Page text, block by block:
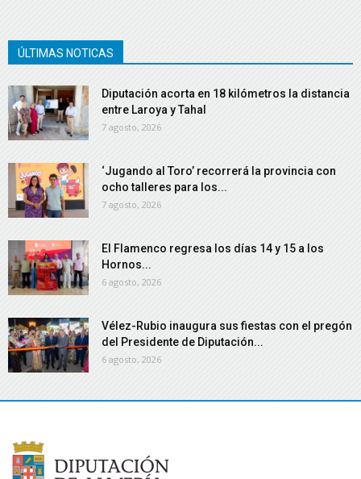
ÚLTIMAS NOTICAS
Diputación acorta en 18 kilómetros la distancia
entre Laroya y Tahal
7 agosto, 2026
‘Jugando al Toro’ recorrerá la provincia con
ocho talleres para los...
7 agosto, 2026
El Flamenco regresa los días 14 y 15 a los
Hornos...
6 agosto, 2026
Vélez-Rubio inaugura sus fiestas con el pregón
del Presidente de Diputación...
6 agosto, 2026